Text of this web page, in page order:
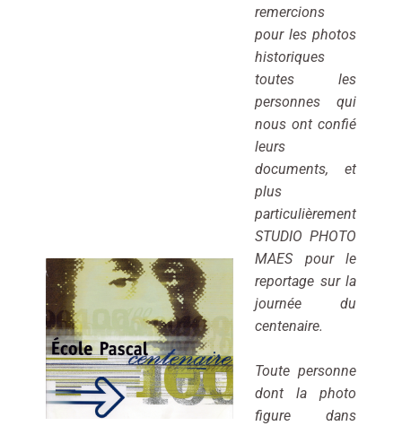
remercions
pour les photos
historiques
toutes les
personnes qui
nous ont confié
leurs
documents, et
plus
particulièrement
STUDIO PHOTO
MAES pour le
reportage sur la
journée du
centenaire.
Toute personne
dont la photo
figure dans